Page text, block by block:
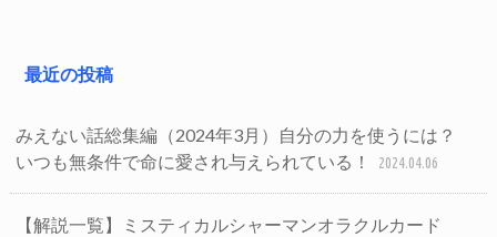
最近の投稿
みえない話総集編（2024年3月）自分の力を使うには？
いつも無条件で命に愛され与えられている！
2024.04.06
【解説一覧】ミスティカルシャーマンオラクルカード